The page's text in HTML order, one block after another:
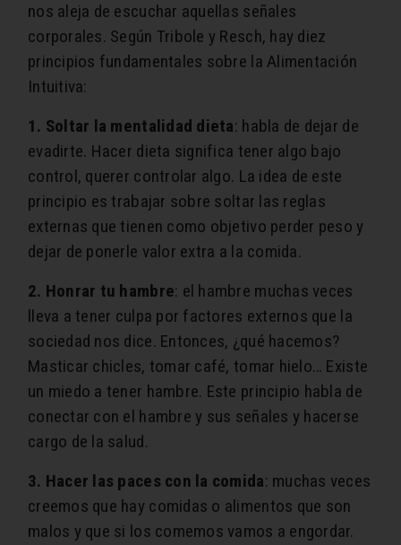
nos aleja de escuchar aquellas señales
corporales. Según Tribole y Resch, hay diez
principios fundamentales sobre la Alimentación
Intuitiva:
1. Soltar la mentalidad dieta: habla de dejar de
evadirte. Hacer dieta significa tener algo bajo
control, querer controlar algo. La idea de este
principio es trabajar sobre soltar las reglas
externas que tienen como objetivo perder peso y
dejar de ponerle valor extra a la comida.
2. Honrar tu hambre: el hambre muchas veces
lleva a tener culpa por factores externos que la
sociedad nos dice. Entonces, ¿qué hacemos?
Masticar chicles, tomar café, tomar hielo… Existe
un miedo a tener hambre. Este principio habla de
conectar con el hambre y sus señales y hacerse
cargo de la salud.
3. Hacer las paces con la comida: muchas veces
creemos que hay comidas o alimentos que son
malos y que si los comemos vamos a engordar.